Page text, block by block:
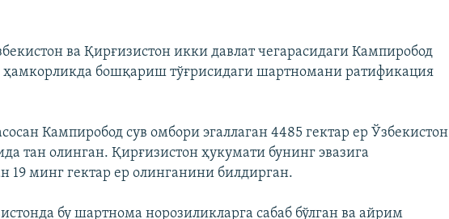
ва Қирғизистон икки давлат чегарасидаги Кампиробод
ҳамкорликда бошқариш тўғрисидаги шартномани ратификация
Кампиробод сув омбори эгаллаган 4485 гектар ер Ўзбекистон
тан олинган. Қирғизистон ҳукумати бунинг эвазига
19 минг гектар ер олинганини билдирган.
бу шартнома норозиликларга сабаб бўлган ва айрим